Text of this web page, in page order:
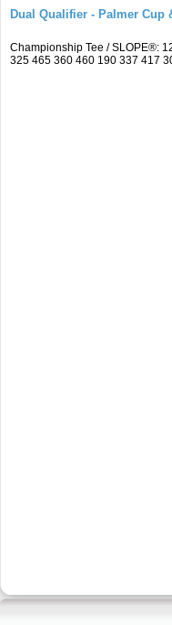
Dual Qualifier - Palmer Cup
Championship Tee / SLOPE®:
325 465 360 460 190 337 417